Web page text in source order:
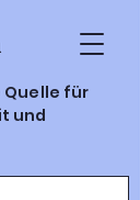
für
und